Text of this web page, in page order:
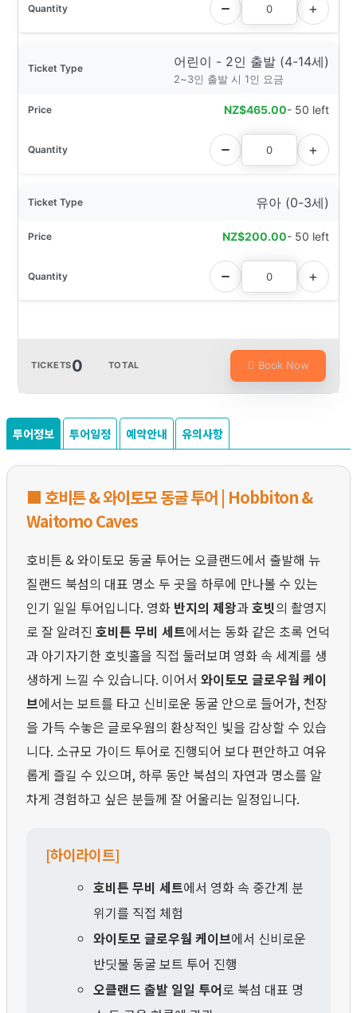
어린이 - 2인 출발 (4-14세)
2~3인 출발 시 1인 요금
NZ$465.00- 50 left
유아 (0-3세)
NZ$200.00- 50 left
TICKETS0 TOTAL Book Now
투어정보 투어일정 예약안내 유의사항
■ 호비튼 & 와이토모 동굴 투어 | Hobbiton &
Waitomo Caves
호비튼 & 와이토모 동굴 투어는 오클랜드에서 출발해 뉴
질랜드 북섬의 대표 명소 두 곳을 하루에 만나볼 수 있는
인기 일일 투어입니다. 영화 반지의 제왕과호빗의 촬영지
로 잘 알려진 호비튼 무비 세트에서는 동화 같은 초록 언덕
과 아기자기한 호빗홀을 직접 둘러보며 영화 속 세계를 생
생하게 느낄 수 있습니다. 이어서 와이토모 글로우웜 케이
브에서는 보트를 타고 신비로운 동굴 안으로 들어가, 천장
을 가득 수놓은 글로우웜의 환상적인 빛을 감상할 수 있습
니다. 소규모 가이드 투어로 진행되어 보다 편안하고 여유
롭게 즐길 수 있으며, 하루 동안 북섬의 자연과 명소를 알
차게 경험하고 싶은 분들께 잘 어울리는 일정입니다.
[하이라이트]
호비튼 무비 세트에서 영화 속 중간계 분
위기를 직접 체험
와이토모 글로우웜 케이브에서 신비로운
반딧불 동굴 보트 투어 진행
오클랜드 출발 일일 투어로 북섬 대표 명